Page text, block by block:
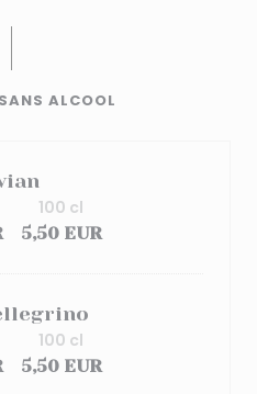
ALCOOL
5,50 EUR
100 cl
5,50 EUR
100 cl